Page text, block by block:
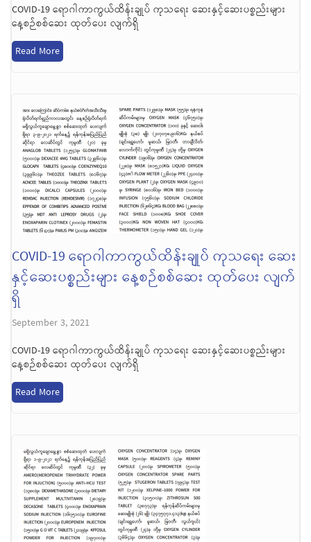
COVID-19 ရောဂါကာကွယ်ထိန်းချုပ် ကုသရေး ဆေးနှင့်ဆေးပစ္စည်းများ
နေ့စဉ်စစ်ဆေး ထုတ်ပေး လျက်ရှိ
Read More
COVID-19 ရောဂါကာကွယ်ထိန်းချုပ် ကုသရေး ဆေး
နှင့်ဆေးပစ္စည်းများ နေ့စဉ်စစ်ဆေး ထုတ်ပေး လျက်
ရှိ
September 3, 2021
COVID-19 ရောဂါကာကွယ်ထိန်းချုပ် ကုသရေး ဆေးနှင့်ဆေးပစ္စည်းများ
နေ့စဉ်စစ်ဆေး ထုတ်ပေး လျက်ရှိ
Read More